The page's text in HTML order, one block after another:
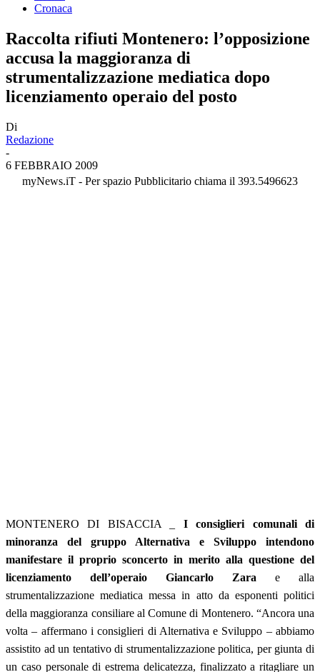
Cronaca
Raccolta rifiuti Montenero: l’opposizione
accusa la maggioranza di
strumentalizzazione mediatica dopo
licenziamento operaio del posto
Di
Redazione
-
6 FEBBRAIO 2009
myNews.iT - Per spazio Pubblicitario chiama il 393.5496623
MONTENERO DI BISACCIA _ I consiglieri comunali di
minoranza del gruppo Alternativa e Sviluppo intendono
manifestare il proprio sconcerto in merito alla questione del
licenziamento dell’operaio Giancarlo Zara e alla
strumentalizzazione mediatica messa in atto da esponenti politici
della maggioranza consiliare al Comune di Montenero. “Ancora una
volta – affermano i consiglieri di Alternativa e Sviluppo – abbiamo
assistito ad un tentativo di strumentalizzazione politica, per giunta di
un caso personale di estrema delicatezza, finalizzato a ritagliare un